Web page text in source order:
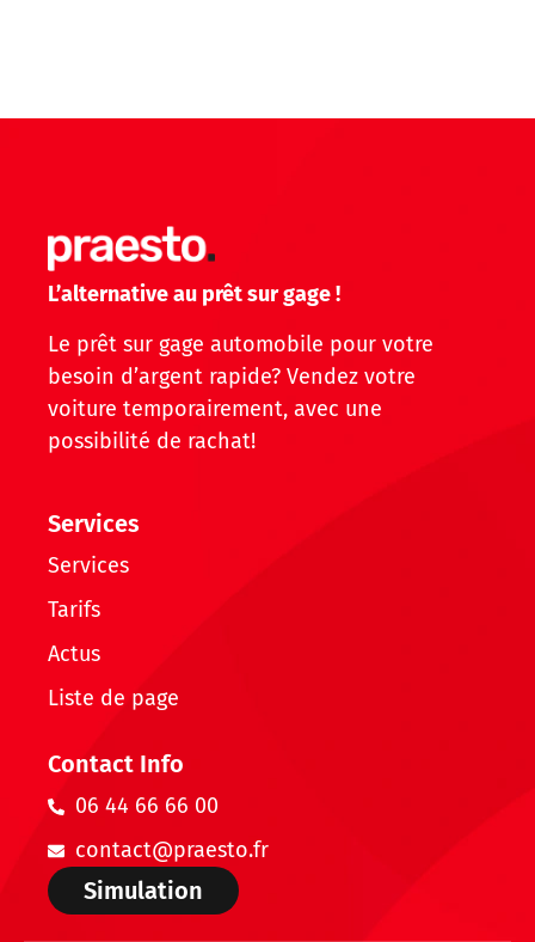
L’alternative au prêt sur gage !
Le prêt sur gage automobile pour votre
besoin d’argent rapide? Vendez votre
voiture temporairement, avec une
possibilité de rachat!
Services
Services
Tarifs
Actus
Liste de page
Contact Info
06 44 66 66 00
contact@praesto.fr
Simulation